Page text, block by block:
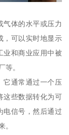
气体的水平或压力
，可以实时地显示
业和商业应用中被
等。
它通常通过一个压
这些数据转化为可
电信号，然后通过
。